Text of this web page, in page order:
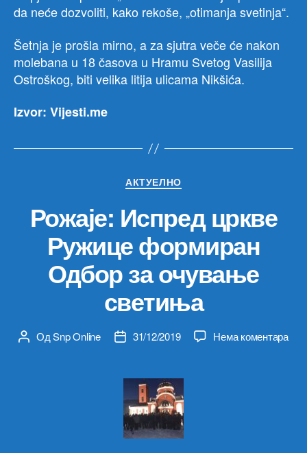
da neće dozvoliti, kako rekoše, „otimanja svetinja“.
Šetnja je prošla mirno, a za sjutra veče će nakon
molebana u 18 časova u Hramu Svetog Vasilija
Ostroškog, biti velika litija ulicama Nikšića.
Izvor: Vijesti.me
Категорије
АКТУЕЛНО
Рожаје: Испред цркве
Ружице формиран
Одбор за очување
светиња
Аутор
ОдSnp Online
Датум31/12/2019 Нема коментарана